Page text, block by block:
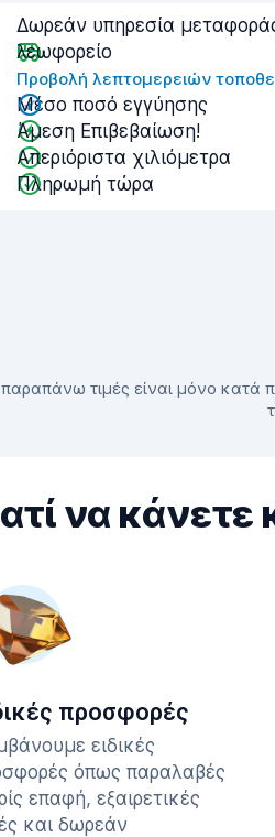
Δωρεάν υπηρεσία
λεωφορείο
Προβολή λεπτομερειών
Μέσο ποσό εγγύησης
Άμεση Επιβεβαίωση!
Απεριόριστα χιλιόμετρα
Πληρωμή τώρα
τιμές είναι μόνο κατά
να
προσφορές
ειδικές
όπως παραλαβές
επαφή, εξαιρετικές
και δωρεάν